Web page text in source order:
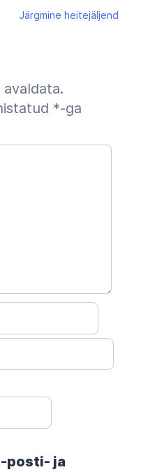
Järgmine heitejäljend
*-ga
posti- ja